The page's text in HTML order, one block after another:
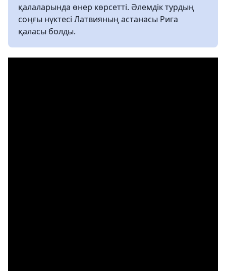
қалаларында өнер көрсетті. Әлемдік турдың
соңғы нүктесі Латвияның астанасы Рига
қаласы болды.